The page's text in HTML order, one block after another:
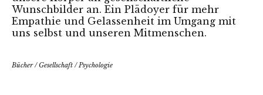
Wunschbilder an. Ein Plädoyer für mehr
Empathie und Gelassenheit im Umgang mit
uns selbst und unseren Mitmenschen.
Bücher/Gesellschaft / Psychologie